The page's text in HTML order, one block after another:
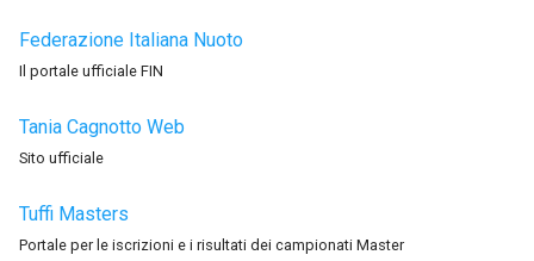
Federazione Italiana Nuoto
Il portale ufficiale FIN
Tania Cagnotto Web
Sito ufficiale
Tuffi Masters
Portale per le iscrizioni e i risultati dei campionati Master